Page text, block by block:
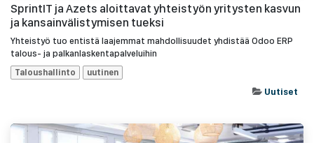
SprintIT ja Azets aloittavat yhteistyön yritysten kasvun
ja kansainvälistymisen tueksi
Yhteistyö tuo entistä laajemmat mahdollisuudet yhdistää Odoo ERP
talous- ja palkanlaskentapalveluihin
Taloushallinto
uutinen
Uutiset